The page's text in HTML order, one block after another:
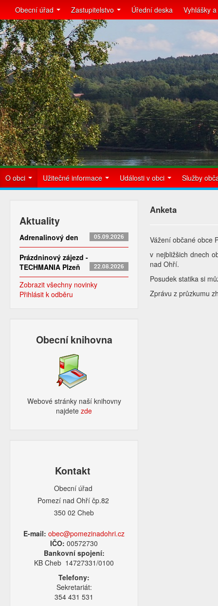
Obecní úřad Zastupitelstvo Úřední deska Vyhlášky
O obci Užitečné informace Události v obci Služby
Aktuality
Adrenalinový den 05.09.2026
Prázdninový zájezd -
TECHMANIA Plzeň
22.08.2026
Zobrazit všechny novinky
Přihlásit k odběru
Obecní knihovna
Webové stránky naší knihovny
najdetezde​
Kontakt
Obecní úřad
Pomezí nad Ohří čp.82
350 02 Cheb
E-mail: obec@pomezinadohri.cz
IČO:00572730
Bankovní spojení:
KB Cheb 14727331/0100
Telefony:
Sekretariát:
354 431 531
Anketa
Vážení občané obce
v nejbližšich dnech
nad Ohří.
Posudek statika si
Zprávu z průzkumu